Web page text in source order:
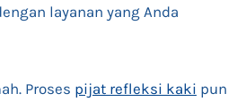
layanan yang Anda
Proses pijat refleksi kaki pun